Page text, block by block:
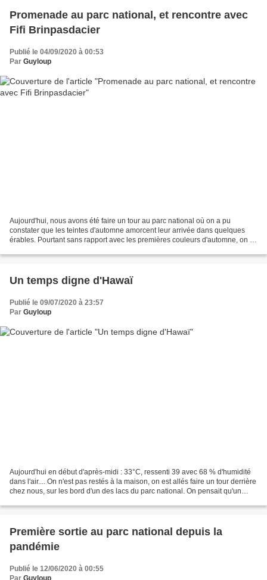
Promenade au parc national, et rencontre avec
Fifi Brinpasdacier
Publié le 04/09/2020 à 00:53
Par Guyloup
Aujourd'hui, nous avons été faire un tour au parc national où on a pu
constater que les teintes d'automne amorcent leur arrivée dans quelques
érables. Pourtant sans rapport avec les premières couleurs d'automne, on y
Un temps digne d'Hawaï
Publié le 09/07/2020 à 23:57
Par Guyloup
Aujourd'hui en début d'après-midi : 33°C, ressenti 39 avec 68 % d'humidité
dans l'air.... On n'est pas restés à la maison, on est allés faire un tour derrière
chez nous, sur les bord d'un des lacs du parc national. On pensait qu'un
Première sortie au parc national depuis la
pandémie
Publié le 12/06/2020 à 00:55
Par Guyloup